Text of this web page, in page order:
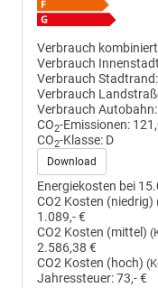
Verbrauch
Verbrauch
Verbrauch Stadtrand:
Verbrauch
Verbrauch Autobahn:
CO2-Emissionen:
CO2-Klasse: D
Download
Energiekosten bei
CO2 Kosten (niedrig)
1.089,- €
CO2 Kosten (mittel)
2.586,38 €
CO2 Kosten (hoch)
Jahressteuer:73,- €